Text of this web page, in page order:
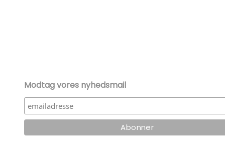
Modtag vores nyhedsmail